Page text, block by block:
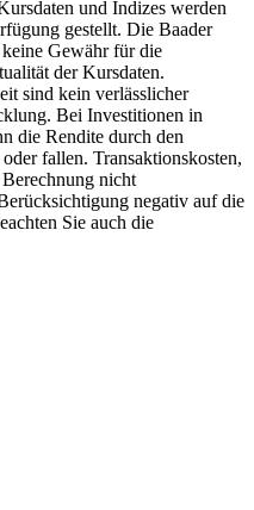
und Indizes werden
gestellt. Die Baader
Gewähr für die
der Kursdaten.
sind kein verlässlicher
Bei Investitionen in
die Rendite durch den
fallen. Transaktionskosten,
nicht
negativ auf die
Sie auch die